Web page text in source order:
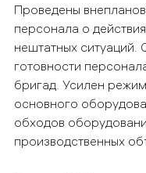
Проведены
персонала о
нештатных
готовности
бригад. Усилен
основного
обходов
производственных